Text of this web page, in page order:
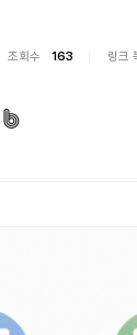
조회수 163 링크